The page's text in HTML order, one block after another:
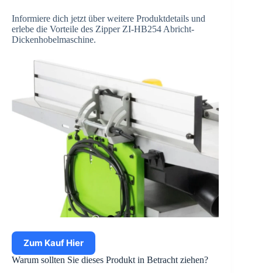
Informiere dich jetzt über weitere Produktdetails und
erlebe die Vorteile des Zipper ZI-HB254 Abricht-
Dickenhobelmaschine.
Zum Kauf Hier
Warum sollten Sie dieses Produkt in Betracht ziehen?